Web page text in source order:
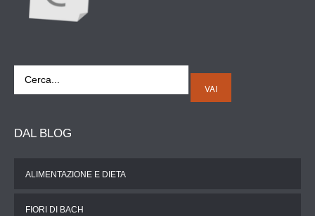
VAI
DAL BLOG
ALIMENTAZIONE E DIETA
FIORI DI BACH